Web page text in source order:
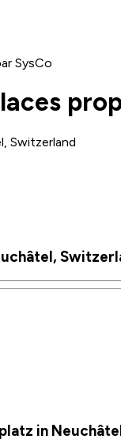
SysCo
Switzerland
in